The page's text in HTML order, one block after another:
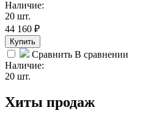
Наличие:
20 шт.
44 160 ₽
Купить
Сравнить В сравнении
Наличие:
20 шт.
Хиты продаж